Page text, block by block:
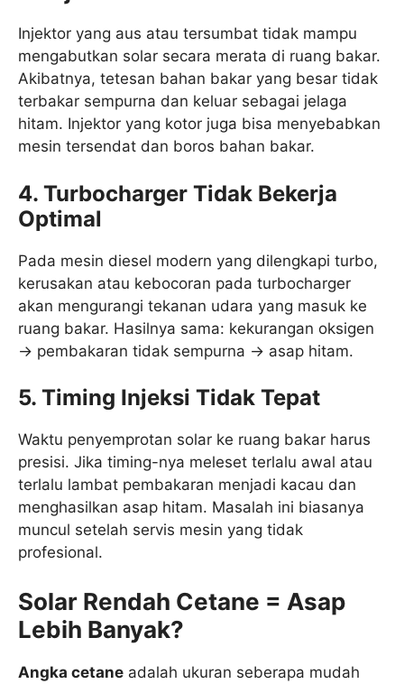
Injektor yang aus atau tersumbat tidak mampu
mengabutkan solar secara merata di ruang bakar.
Akibatnya, tetesan bahan bakar yang besar tidak
terbakar sempurna dan keluar sebagai jelaga
hitam. Injektor yang kotor juga bisa menyebabkan
mesin tersendat dan boros bahan bakar.
4. Turbocharger Tidak Bekerja
Optimal
Pada mesin diesel modern yang dilengkapi turbo,
kerusakan atau kebocoran pada turbocharger
akan mengurangi tekanan udara yang masuk ke
ruang bakar. Hasilnya sama: kekurangan oksigen
→ pembakaran tidak sempurna → asap hitam.
5. Timing Injeksi Tidak Tepat
Waktu penyemprotan solar ke ruang bakar harus
presisi. Jika timing-nya meleset terlalu awal atau
terlalu lambat pembakaran menjadi kacau dan
menghasilkan asap hitam. Masalah ini biasanya
muncul setelah servis mesin yang tidak
profesional.
Solar Rendah Cetane = Asap
Lebih Banyak?
Angka cetane adalah ukuran seberapa mudah